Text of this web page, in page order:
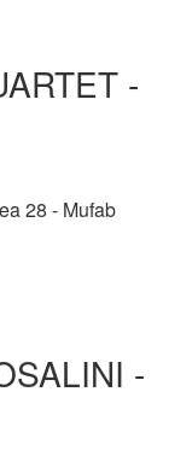
-
28 - Mufab
-